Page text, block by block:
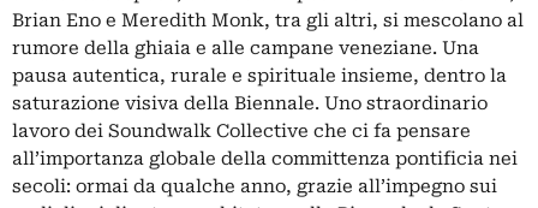
Brian Eno e Meredith Monk, tra gli altri, si mescolano al
rumore della ghiaia e alle campane veneziane. Una
pausa autentica, rurale e spirituale insieme, dentro la
saturazione visiva della Biennale. Uno straordinario
lavoro dei Soundwalk Collective che ci fa pensare
all’importanza globale della committenza pontificia nei
secoli: ormai da qualche anno, grazie all’impegno sui